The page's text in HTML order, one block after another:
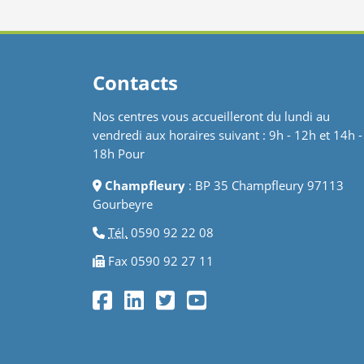
Contacts
Nos centres vous accueilleront du lundi au
vendredi aux horaires suivant : 9h - 12h et 14h -
18h Pour
Champfleury : BP 35 Champfleury 97113
Gourbeyre
Tél. 0590 92 22 08
Fax 0590 92 27 11